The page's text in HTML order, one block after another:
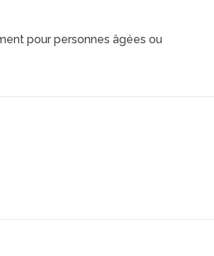
pour personnes âgées ou